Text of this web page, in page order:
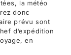
la météo
donc
prévu sont
d’expédition
en